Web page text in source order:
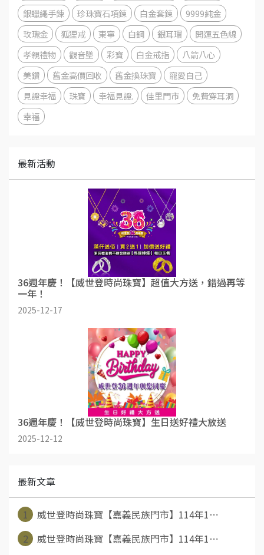
銀蠟繩手鍊
珍珠寶石項鍊 白金套鍊
9999純金
玫瑰金
狐狸戒 東寧 白鋼 銀耳環
開運五色線
孝親禮物
觀音墜 彩寶 白金戒指
八箭八心
美鑽
舊金高價回收 舊金換珠寶
寵愛自己
見證幸福
珠寶 幸福見證. 佳里門市
免費穿耳洞
幸福
最新活動
36週年慶！【威世登時尚珠寶】超值大方送，錯過再等
一年！
2025-12-17
36週年慶！【威世登時尚珠寶】生日送好禮大放送
2025-12-12
最新文章
1
威世登時尚珠寶【嘉義民族門市】114年1⋯
2
威世登時尚珠寶【嘉義民族門市】114年1⋯